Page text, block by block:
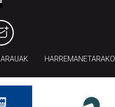
ARAUAK HARREMANETARAKO